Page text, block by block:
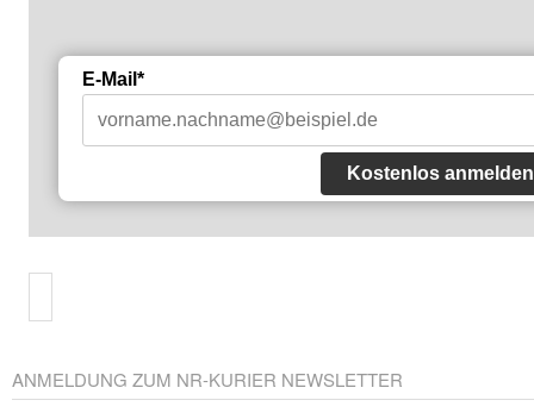
E-Mail*
Kostenlos anmelden
ANMELDUNG ZUM NR-KURIER NEWSLETTER